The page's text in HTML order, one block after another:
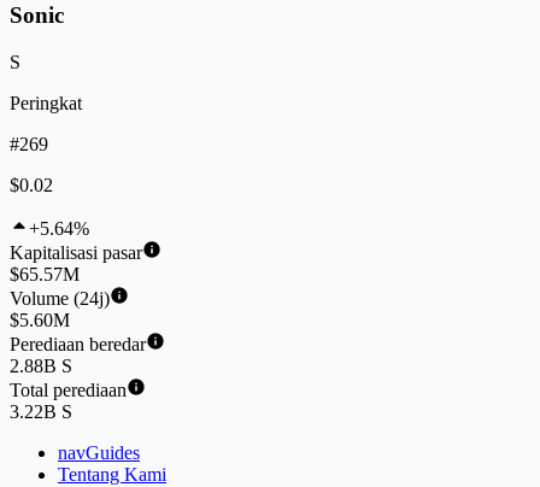
Sonic
S
Peringkat
#269
$0.02
+5.64%
Kapitalisasi pasar
$65.57M
Volume (24j)
$5.60M
Perediaan beredar
2.88B S
Total perediaan
3.22B S
navGuides
Tentang Kami